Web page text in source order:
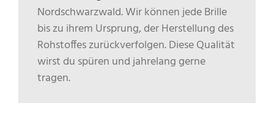
Nordschwarzwald. Wir können jede Brille
bis zu ihrem Ursprung, der Herstellung des
Rohstoffes zurückverfolgen. Diese Qualität
wirst du spüren und jahrelang gerne
tragen.